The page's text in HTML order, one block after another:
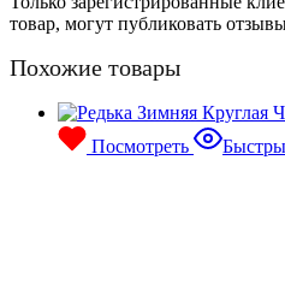
товар, могут публиковать
Похожие товары
Посмотреть